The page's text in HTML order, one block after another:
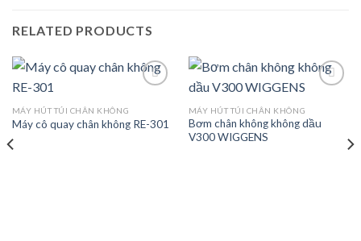
RELATED PRODUCTS
Add to
MÁY HÚT TÚI CHÂN KHÔNG
Máy cô quay chân không RE-301
Add to
MÁY HÚT TÚI CHÂN KHÔNG
Bơm chân không không dầu
V300 WIGGENS